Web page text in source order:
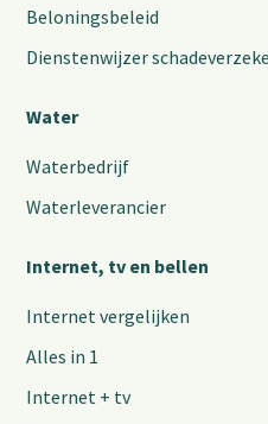
Beloningsbeleid
Dienstenwijzer
Water
Waterbedrijf
Waterleverancier
Internet, tv en bellen
Internet vergelijken
Alles in 1
Internet + tv